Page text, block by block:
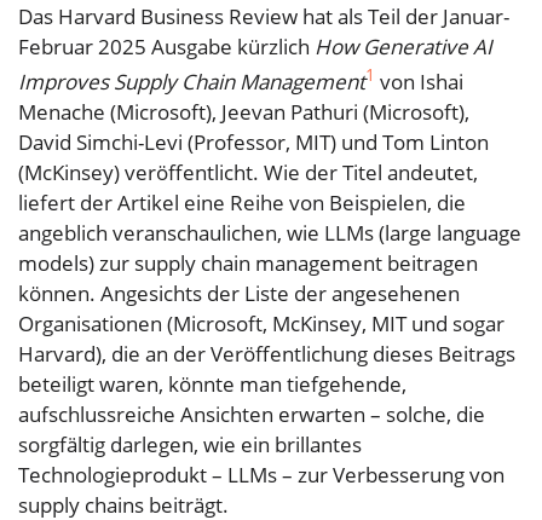
Das Harvard Business Review hat als Teil der Januar-
Februar 2025 Ausgabe kürzlich How Generative AI
Improves Supply Chain Management1 von Ishai
Menache (Microsoft), Jeevan Pathuri (Microsoft),
David Simchi-Levi (Professor, MIT) und Tom Linton
(McKinsey) veröffentlicht. Wie der Titel andeutet,
liefert der Artikel eine Reihe von Beispielen, die
angeblich veranschaulichen, wie LLMs (large language
models) zur supply chain management beitragen
können. Angesichts der Liste der angesehenen
Organisationen (Microsoft, McKinsey, MIT und sogar
Harvard), die an der Veröffentlichung dieses Beitrags
beteiligt waren, könnte man tiefgehende,
aufschlussreiche Ansichten erwarten – solche, die
sorgfältig darlegen, wie ein brillantes
Technologieprodukt – LLMs – zur Verbesserung von
supply chains beiträgt.